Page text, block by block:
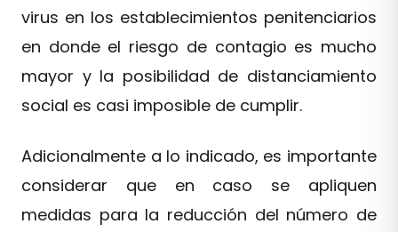
virus en los establecimientos penitenciarios
en donde el riesgo de contagio es mucho
mayor y la posibilidad de distanciamiento
social es casi imposible de cumplir.
Adicionalmente a lo indicado, es importante
considerar que en caso se apliquen
medidas para la reducción del número de